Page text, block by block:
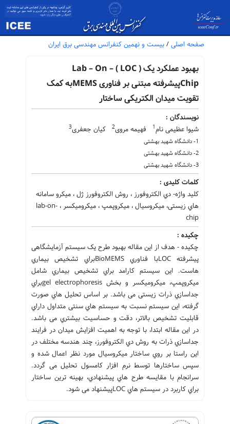
صفحه اصلی / بیست و نهمین کنفرانس مهندسی برق ایران
بهبود عملکرد یک ( LOC ) Lab – On –
Chipپیشرفته مبتنی بر فناوری MEMSبه کمک
تقویت میدان الکتریکی ساختار
نویسندگان :
شیوا عظیمی نام1 فهیمه مروی2 کیان جعفری3
1- دانشگاه شهید بهشتی
2- دانشگاه شهید بهشتی
3- دانشگاه شهید بهشتی
کلمات کلیدی :
کلید واژه- دي الکتروفورز ، روش الکتروفورز ژل ، میکرو سامانه
هاي زیستی، میکروسیال ، میکروپمپ ، میکرومیکسر ، lab-on-
chip
چکیده :
چکیده - هدف از این مقاله بهبود طرح یک سیستم آزمایشگاهی
پیشرفته LOCبا فناوري BioMEMSبراي تشخیص بیماري
هاست. این سیستم کارامد براي تشخیص بیماري شامل
میکروپمپ، میکرومیکسر و بخش gel electrophoresisبراي
جداسازي ذرات زیستی می باشد. بر اساس تحلیل هاي صورت
گرفته، این سیستم نسبت به سیستم هاي سنتی متداول داراي
قابلیت تشخیص بالاتر، دقت و حساسیت بیشتري می باشد.
در این مقاله ابتدا، با توجه به اهمیت افزایش میدان در فرایند
جداسازي ذرات به روش دي الکتروفورز، چند هندسه مختلف در
این راستا بر روي ساختار میکروسیال مورد نظر اعمال شده و
سپس ساختارها توسط نرم افزار کامسول تحلیل می گردد.
سرانجام با مقایسه طرح هاي پیشنهادي، بهینه ترین ساختار
براي کاربرد در سیستم هاي LOCپیشنهاد می شود.